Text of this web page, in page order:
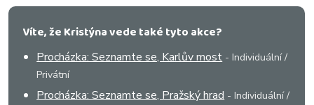
Víte, že Kristýna vede také tyto akce?
Procházka: Seznamte se, Karlův most - Individuální /
Privátní
Procházka: Seznamte se, Pražský hrad - Individuální /